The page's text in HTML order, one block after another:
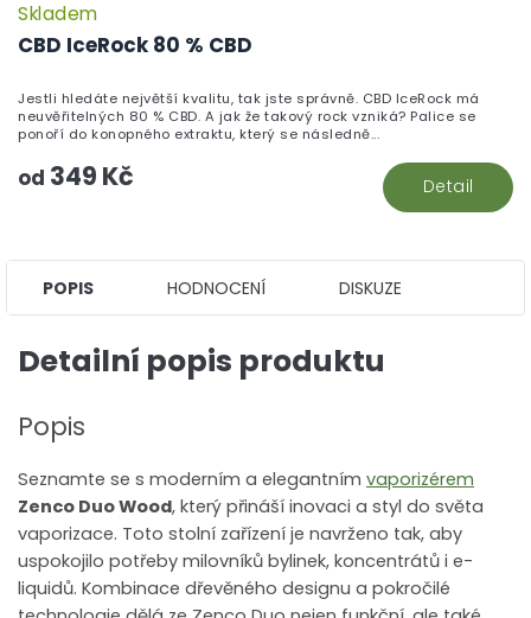
CBD IceRock 80 % CBD
Skladem
od 349 Kč Detail
Jestli hledáte největší kvalitu, tak jste správně. CBD IceRock má
neuvěřitelných 80 % CBD. A jak že takový rock vzniká? Palice se
ponoří do konopného extraktu, který se následně...
POPIS HODNOCENÍ DISKUZE
Detailní popis produktu
Popis
Seznamte se s moderním a elegantním vaporizérem
Zenco Duo Wood, který přináší inovaci a styl do světa
vaporizace. Toto stolní zařízení je navrženo tak, aby
uspokojilo potřeby milovníků bylinek, koncentrátů i e-
liquidů. Kombinace dřevěného designu a pokročilé